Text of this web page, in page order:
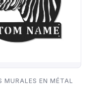
MURALES EN MÉTAL